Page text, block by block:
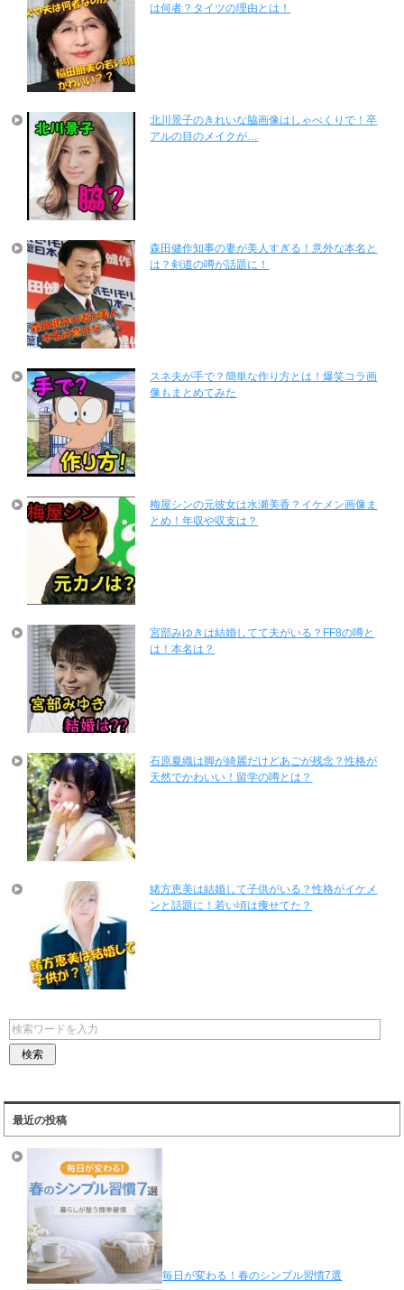
は何者？タイツの理由とは！
北川景子のきれいな脇画像はしゃべくりで！卒
アルの目のメイクが…
森田健作知事の妻が美人すぎる！意外な本名と
は？剣道の噂が話題に！
スネ夫が手で？簡単な作り方とは！爆笑コラ画
像もまとめてみた
梅屋シンの元彼女は水瀬美香？イケメン画像ま
とめ！年収や収支は？
宮部みゆきは結婚してて夫がいる？FF8の噂と
は！本名は？
石原夏織は脚が綺麗だけどあごが残念？性格が
天然でかわいい！留学の噂とは？
緒方恵美は結婚して子供がいる？性格がイケメ
ンと話題に！若い頃は痩せてた？
最近の投稿
毎日が変わる！春のシンプル習慣7選